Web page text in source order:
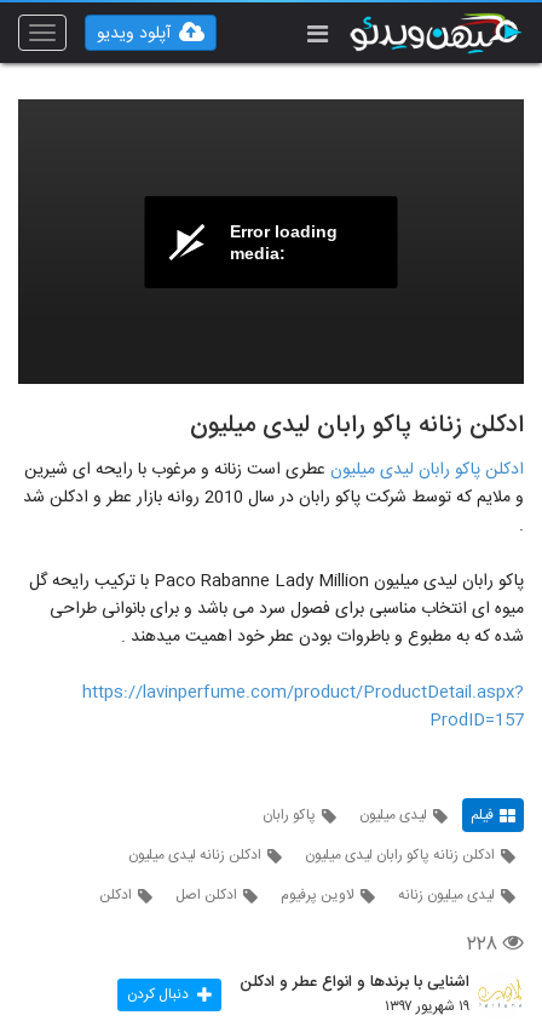
Toggle
آپلود ویدیو
Error loading
media:
ادکلن زنانه پاکو رابان لیدی میلیون
ادکلن پاکو رابان لیدی میلیون عطری است زنانه و مرغوب با رایحه ای شیرین
و ملایم که توسط شرکت پاکو رابان در سال 2010 روانه بازار عطر و ادکلن شد
.
پاکو رابان لیدی میلیون Paco Rabanne Lady Million با ترکیب رایحه گل
میوه ای انتخاب مناسبی برای فصول سرد می باشد و برای بانوانی طراحی
شده که به مطبوع و باطروات بودن عطر خود اهمیت میدهند .
https://lavinperfume.com/product/ProductDetail.aspx?
ProdID=157
فیلم لیدی میلیون
پاکو رابان
ادکلن زنانه پاکو رابان لیدی میلیون
ادکلن زنانه لیدی میلیون
لیدی میلیون زنانه
لاوین پرفیوم ادکلن اصل ادکلن
۲۲۸
اشنایی با برندها و انواع عطر و ادکلن
۱۹ شهریور ۱۳۹۷ دنبال کردن